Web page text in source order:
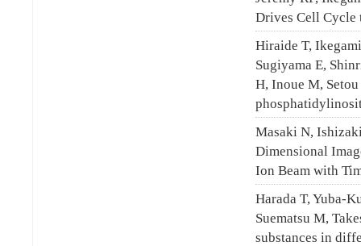
Drives Cell Cycle
Hiraide T,
Sugiyama E,
H, Inoue M,
Masaki N,
Dimensional
Ion Beam with
Harada T, Yuba-
Suematsu M,
substances in